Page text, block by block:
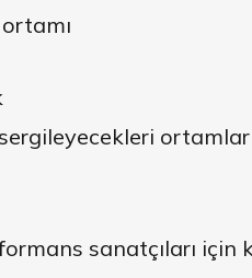
ortamlar
sanatçıları için